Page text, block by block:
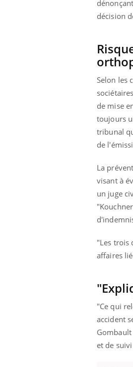
décision
Selon les
de mise
toujours
tribunal
de
La
visant à
un juge
"Les trois
affaires
"Ce qui
accident
et de
Eczéma
expliquer ma
Il y a des sujets qui
questions sur la